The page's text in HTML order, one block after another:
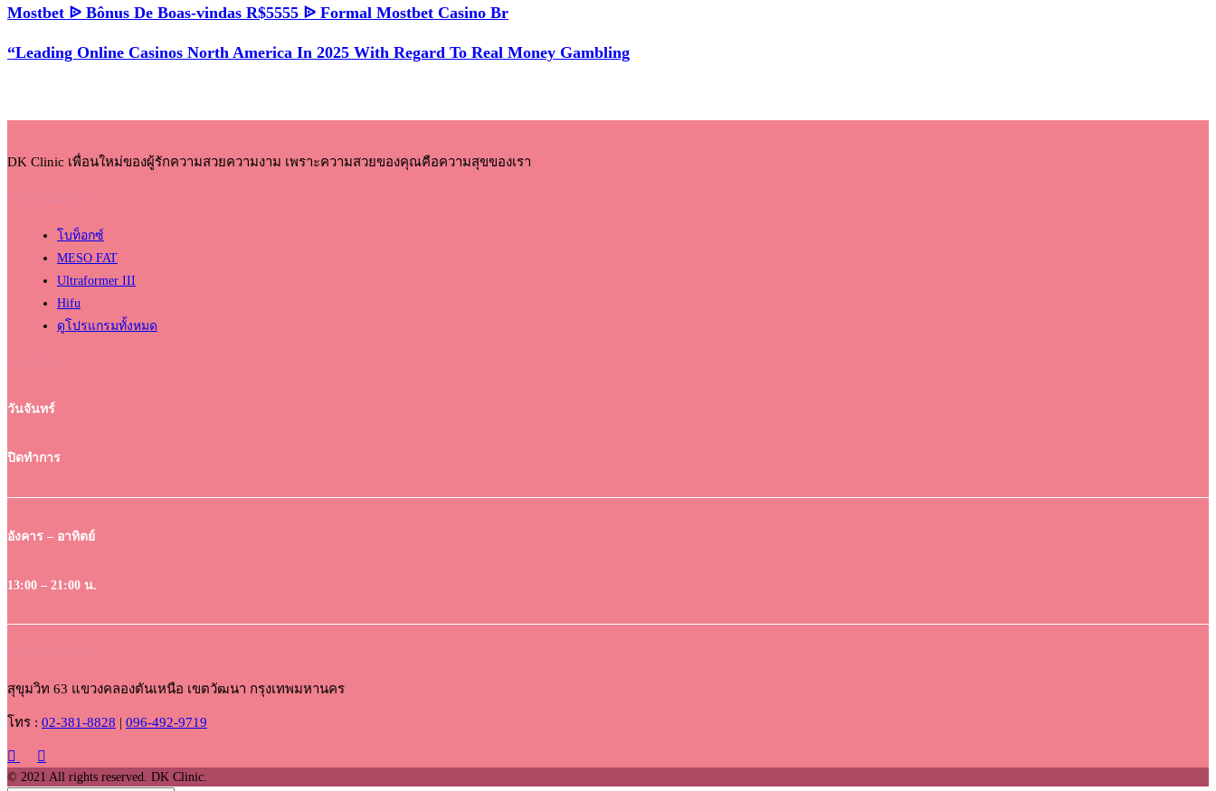
Mostbet ᐉ Bônus De Boas-vindas R$5555 ᐉ Formal Mostbet Casino Br
“Leading Online Casinos North America In 2025 With Regard To Real Money Gambling
DK Clinic เพื่อนใหม่ของผู้รักความสวยความงาม เพราะความสวยของคุณคือความสุขของเรา
โบท็อกซ์
MESO FAT
Ultraformer III
Hifu
ดูโปรแกรมทั้งหมด
วันจันทร์
ปิดทำการ
อังคาร – อาทิตย์
13:00 – 21:00 น.
สุขุมวิท 63 แขวงคลองตันเหนือ เขตวัฒนา กรุงเทพมหานคร
โทร : 02-381-8828 | 096-492-9719
© 2021 All rights reserved. DK Clinic.